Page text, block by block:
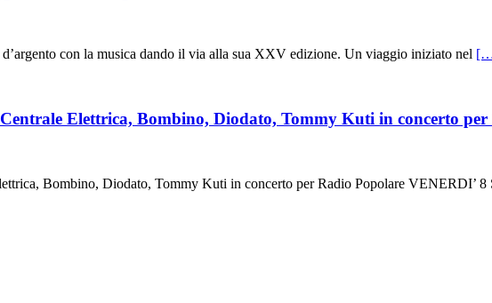
con la musica dando il via alla sua XXV edizione. Un viaggio iniziato nel
Elettrica, Bombino, Diodato, Tommy Kuti in concerto
Bombino, Diodato, Tommy Kuti in concerto per Radio Popolare VENERDI’